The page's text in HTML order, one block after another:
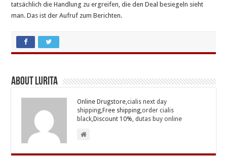
tatsächlich die Handlung zu ergreifen, die den Deal besiegeln sieht
man. Das ist der Aufruf zum Berichten.
About Lurita
Online Drugstore,cialis next day
shipping,Free shipping,order cialis
black,Discount 10%,dutas buy online